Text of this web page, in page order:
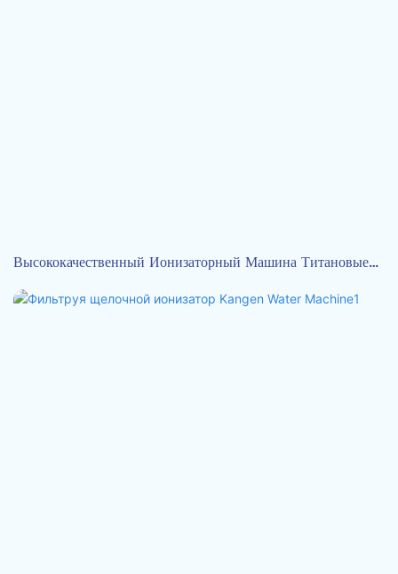
Высококачественный Ионизаторный Машина Титановые